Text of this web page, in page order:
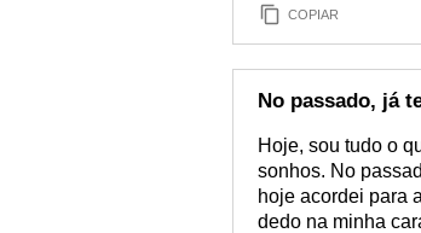
COPIAR
No passado, já
Hoje, sou tudo o
sonhos. No
hoje acordei para
dedo na minha